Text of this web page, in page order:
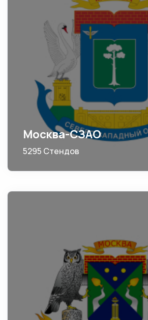
Москва-СЗАО
5295 Стендов